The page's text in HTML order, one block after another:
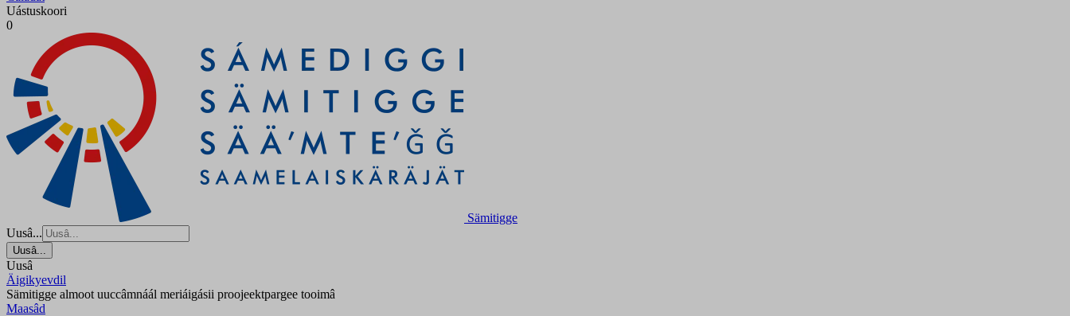
Uástuskoori
0
Sämitigge
Uusâ...
Uusâ...
Uusâ
Äigikyevdil
Sämitigge almoot uuccâmnáál meriáigásii proojeektpargee tooimâ
Maasâd